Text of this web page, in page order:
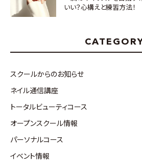
いい？心構えと練習方法！
スクールからのお知らせ
ネイル通信講座
トータルビューティコース
オープンスクール情報
パーソナルコース
イベント情報